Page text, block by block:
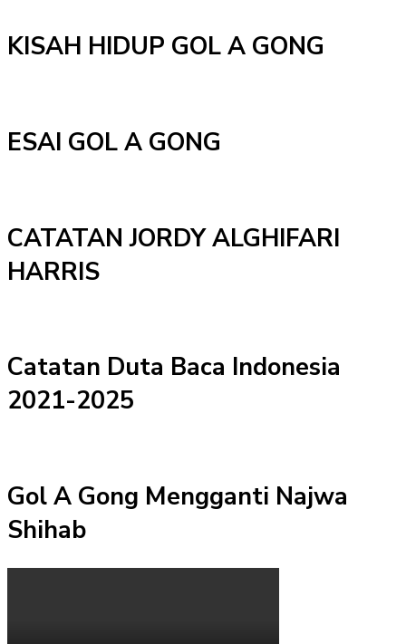
KISAH HIDUP GOL A GONG
ESAI GOL A GONG
CATATAN JORDY ALGHIFARI
HARRIS
Catatan Duta Baca Indonesia
2021-2025
Gol A Gong Mengganti Najwa
Shihab